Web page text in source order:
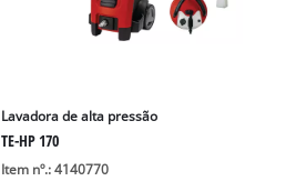
Lavadora de alta pressão
TE-HP 170
Item nº.: 4140770